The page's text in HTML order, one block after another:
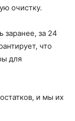
очистку.
заранее, за 24
что
для
и мы их